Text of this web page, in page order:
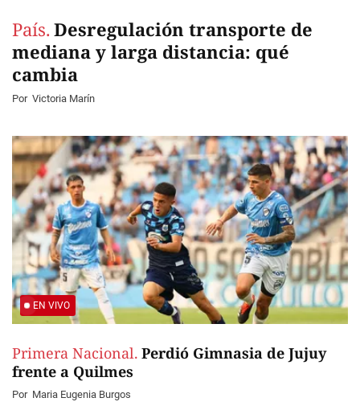
País. Desregulación transporte de
mediana y larga distancia: qué
cambia
Por Victoria Marín
EN VIVO
Primera Nacional. Perdió Gimnasia de Jujuy
frente a Quilmes
Por Maria Eugenia Burgos